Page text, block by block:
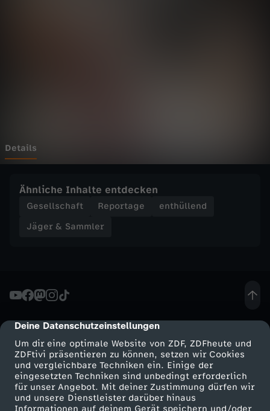
cmp-dialog-description
Deine Datenschutzeinstellungen
Um dir eine optimale Website von ZDF, ZDFheute und
ZDFtivi präsentieren zu können, setzen wir Cookies
und vergleichbare Techniken ein. Einige der
eingesetzten Techniken sind unbedingt erforderlich
für unser Angebot. Mit deiner Zustimmung dürfen wir
und unsere Dienstleister darüber hinaus
Informationen auf deinem Gerät speichern und/oder
r
T
s
e
r
:
Details
Ähnliche Inhalte entdecken
Gesellschaft Reportage
enthüllend
Jäger & Sammler
Mehr ZDF Service